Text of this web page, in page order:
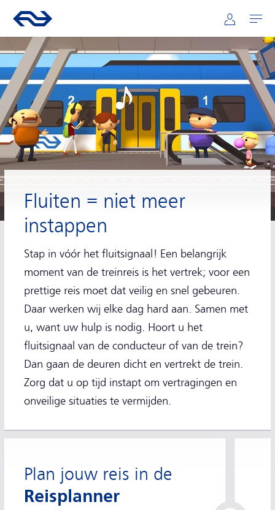
Hoofdnavigatie
Ga naar de homepage van ns.nl Mijn NS
Openen
Fluiten = niet meer
instappen
Stap in vóór het fluitsignaal! Een belangrijk
moment van de treinreis is het vertrek; voor een
prettige reis moet dat veilig en snel gebeuren.
Daar werken wij elke dag hard aan. Samen met
u, want uw hulp is nodig. Hoort u het
fluitsignaal van de conducteur of van de trein?
Dan gaan de deuren dicht en vertrekt de trein.
Zorg dat u op tijd instapt om vertragingen en
onveilige situaties te vermijden.
Plan jouw reis in de
Reisplanner